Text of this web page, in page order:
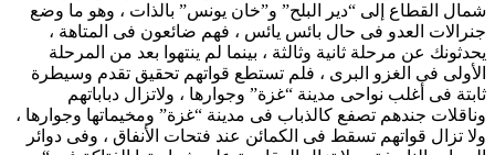
شمال القطاع إلى “دير البلح” و”خان يونس” بالذات ، وهو ما وضع
جنرالات العدو فى حال بائس يائس ، فهم ضائعون فى المتاهة ،
يحدثونك عن مرحلة ثانية وثالثة ، بينما لم ينتهوا بعد من المرحلة
الأولى فى الغزو البرى ، فلم تستطع قواتهم تحقيق تقدم وسيطرة
ثابتة فى أغلب نواحى مدينة “غزة” وجوارها ، ولاتزال دباباتهم
وناقلات جندهم تصفع كالذباب فى مدينة “غزة” ومخيماتها وجوارها ،
ولا تزال قواتهم تسقط فى الكمائن عند فتحات الأنفاق ، وفى دوائر